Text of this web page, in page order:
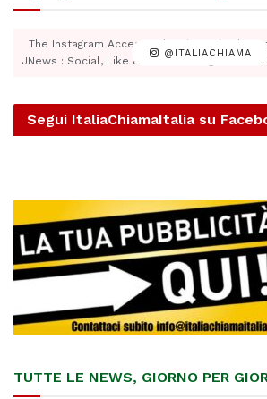
@ITALIACHIAMA
The Instagram Access Token is expired,
JNews : Social, Like & View > Instagram
Segui ItaliaChiamaItalia su
TUTTE LE NEWS, GIORNO PER